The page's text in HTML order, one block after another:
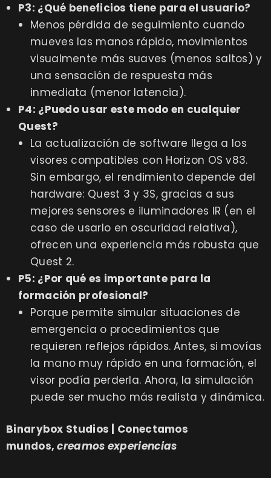
P3: ¿Qué beneficios tiene para el usuario?
Menos pérdida de seguimiento cuando
mueves las manos rápido, movimientos
visualmente más suaves (menos saltos) y
una sensación de respuesta más
inmediata (menor latencia).
P4: ¿Puedo usar este modo en cualquier
Quest?
La actualización de software llega a los
visores compatibles con Horizon OS v83.
Sin embargo, el rendimiento depende del
hardware: Quest 3 y 3S, gracias a sus
mejores sensores e iluminadores IR (en el
caso de usarlo en oscuridad relativa),
ofrecen una experiencia más robusta que
Quest 2.
P5: ¿Por qué es importante para la
formación profesional?
Porque permite simular situaciones de
emergencia o procedimientos que
requieren reflejos rápidos. Antes, si movías
la mano muy rápido en una formación, el
visor podía perderla. Ahora, la simulación
puede ser mucho más realista y dinámica.
Binarybox Studios | Conectamos
mundos, creamos experiencias